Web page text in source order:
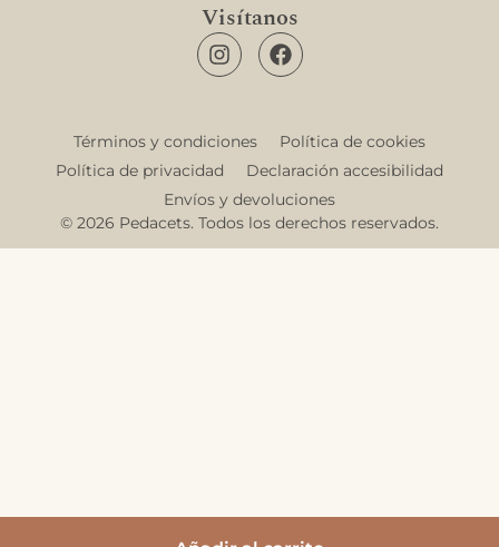
Visítanos
© 2026 Pedacets. Todos los derechos reservados.
Términos y condiciones
Política de cookies
Política de privacidad
Declaración accesibilidad
Envíos y devoluciones